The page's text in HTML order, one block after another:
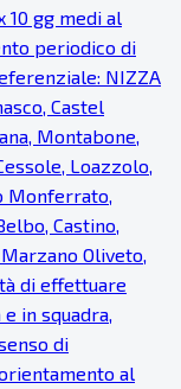
gg medi al
periodico di
NIZZA
Castel
Montabone,
Loazzolo,
Monferrato,
Castino,
Oliveto,
di effettuare
in squadra,
di
al